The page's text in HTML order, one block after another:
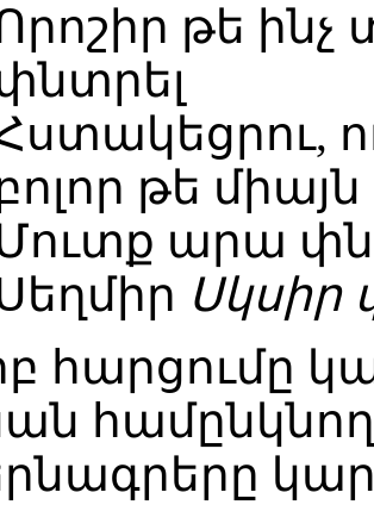
թե ինչ
թե
արա
Սկսիր
հարցումը